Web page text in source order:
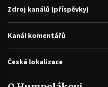
Zdroj kanálů (příspěvky)
Kanál komentářů
Česká lokalizace